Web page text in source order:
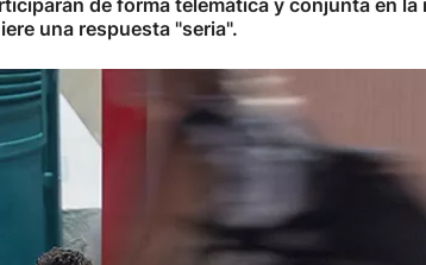
de forma telemática y conjunta en la
una respuesta "seria".